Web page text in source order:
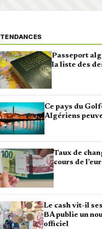
TENDANCES
Passeport
la liste des
Ce pays du
Algériens
Taux de
cours de
Le cash vit-il
BA publie un
officiel